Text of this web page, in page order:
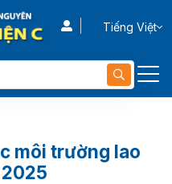
Tiếng Việt
môi trường lao